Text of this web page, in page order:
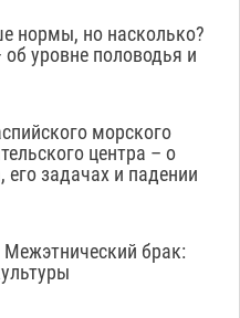
нормы, но насколько?
уровне половодья и
морского
центра – о
его задачах и падении
брак: